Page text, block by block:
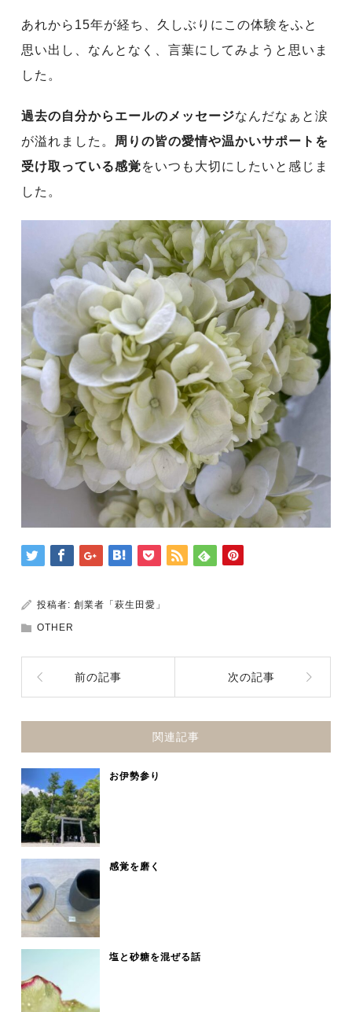
あれから 15年が経ち、久しぶりにこの体験をふと
思い出し、なんとなく、言葉にしてみようと思いま
した。
過去の自分からエールのメッセージなんだなぁと涙
が溢れました。 周りの皆の愛情や温かいサポートを
受け取っている感覚をいつも大切にしたいと感じま
した。
投稿者:創業者「萩生田愛」
OTHER
前の記事 次の記事
関連記事
お伊勢参り
感覚を磨く
塩と砂糖を混ぜる話